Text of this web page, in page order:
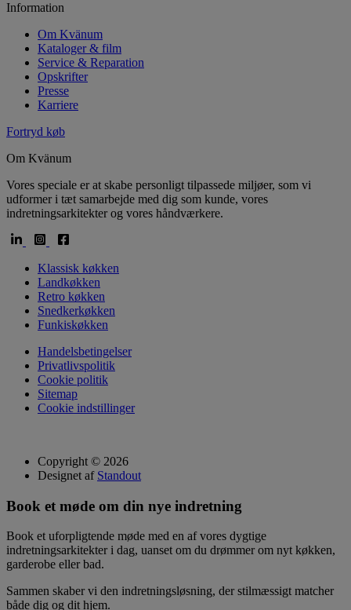
Information
Om Kvänum
Kataloger & film
Service & Reparation
Opskrifter
Presse
Karriere
Fortryd køb
Om Kvänum
Vores speciale er at skabe personligt tilpassede miljøer, som vi
udformer i tæt samarbejde med dig som kunde, vores
indretningsarkitekter og vores håndværkere.
Klassisk køkken
Landkøkken
Retro køkken
Snedkerkøkken
Funkiskøkken
Handelsbetingelser
Privatlivspolitik
Cookie politik
Sitemap
Cookie indstillinger
Copyright © 2026
Designet af Standout
Book et møde om din nye indretning
Book et uforpligtende møde med en af vores dygtige
indretningsarkitekter i dag, uanset om du drømmer om nyt køkken,
garderobe eller bad.
Sammen skaber vi den indretningsløsning, der stilmæssigt matcher
både dig og dit hjem.